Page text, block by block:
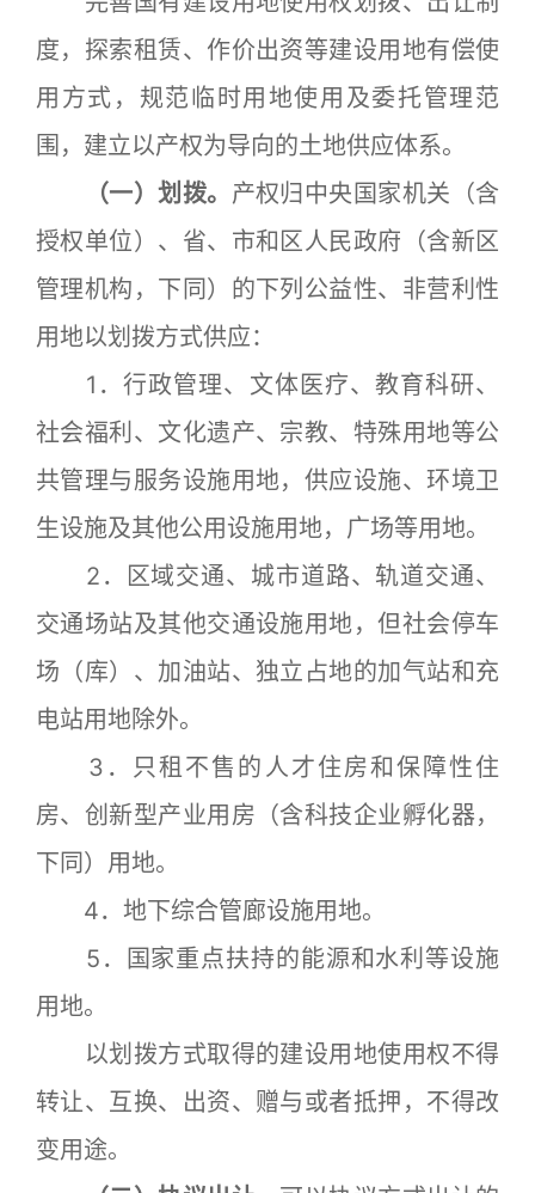
度，探索租赁、作价出资等建设用地有偿使
用方式，规范临时用地使用及委托管理范
围，建立以产权为导向的土地供应体系。
（一）划拨。 产权归中央国家机关（含
授权单位）、省、市和区人民政府（含新区
管理机构，下同）的下列公益性、非营利性
用地以划拨方式供应：
1．行政管理、文体医疗、教育科研、
社会福利、文化遗产、宗教、特殊用地等公
共管理与服务设施用地，供应设施、环境卫
生设施及其他公用设施用地，广场等用地。
2．区域交通、城市道路、轨道交通、
交通场站及其他交通设施用地，但社会停车
场（库）、加油站、独立占地的加气站和充
电站用地除外。
3．只租不售的人才住房和保障性住
房、创新型产业用房（含科技企业孵化器，
下同）用地。
4．地下综合管廊设施用地。
5．国家重点扶持的能源和水利等设施
用地。
以划拨方式取得的建设用地使用权不得
转让、互换、出资、赠与或者抵押，不得改
变用途。